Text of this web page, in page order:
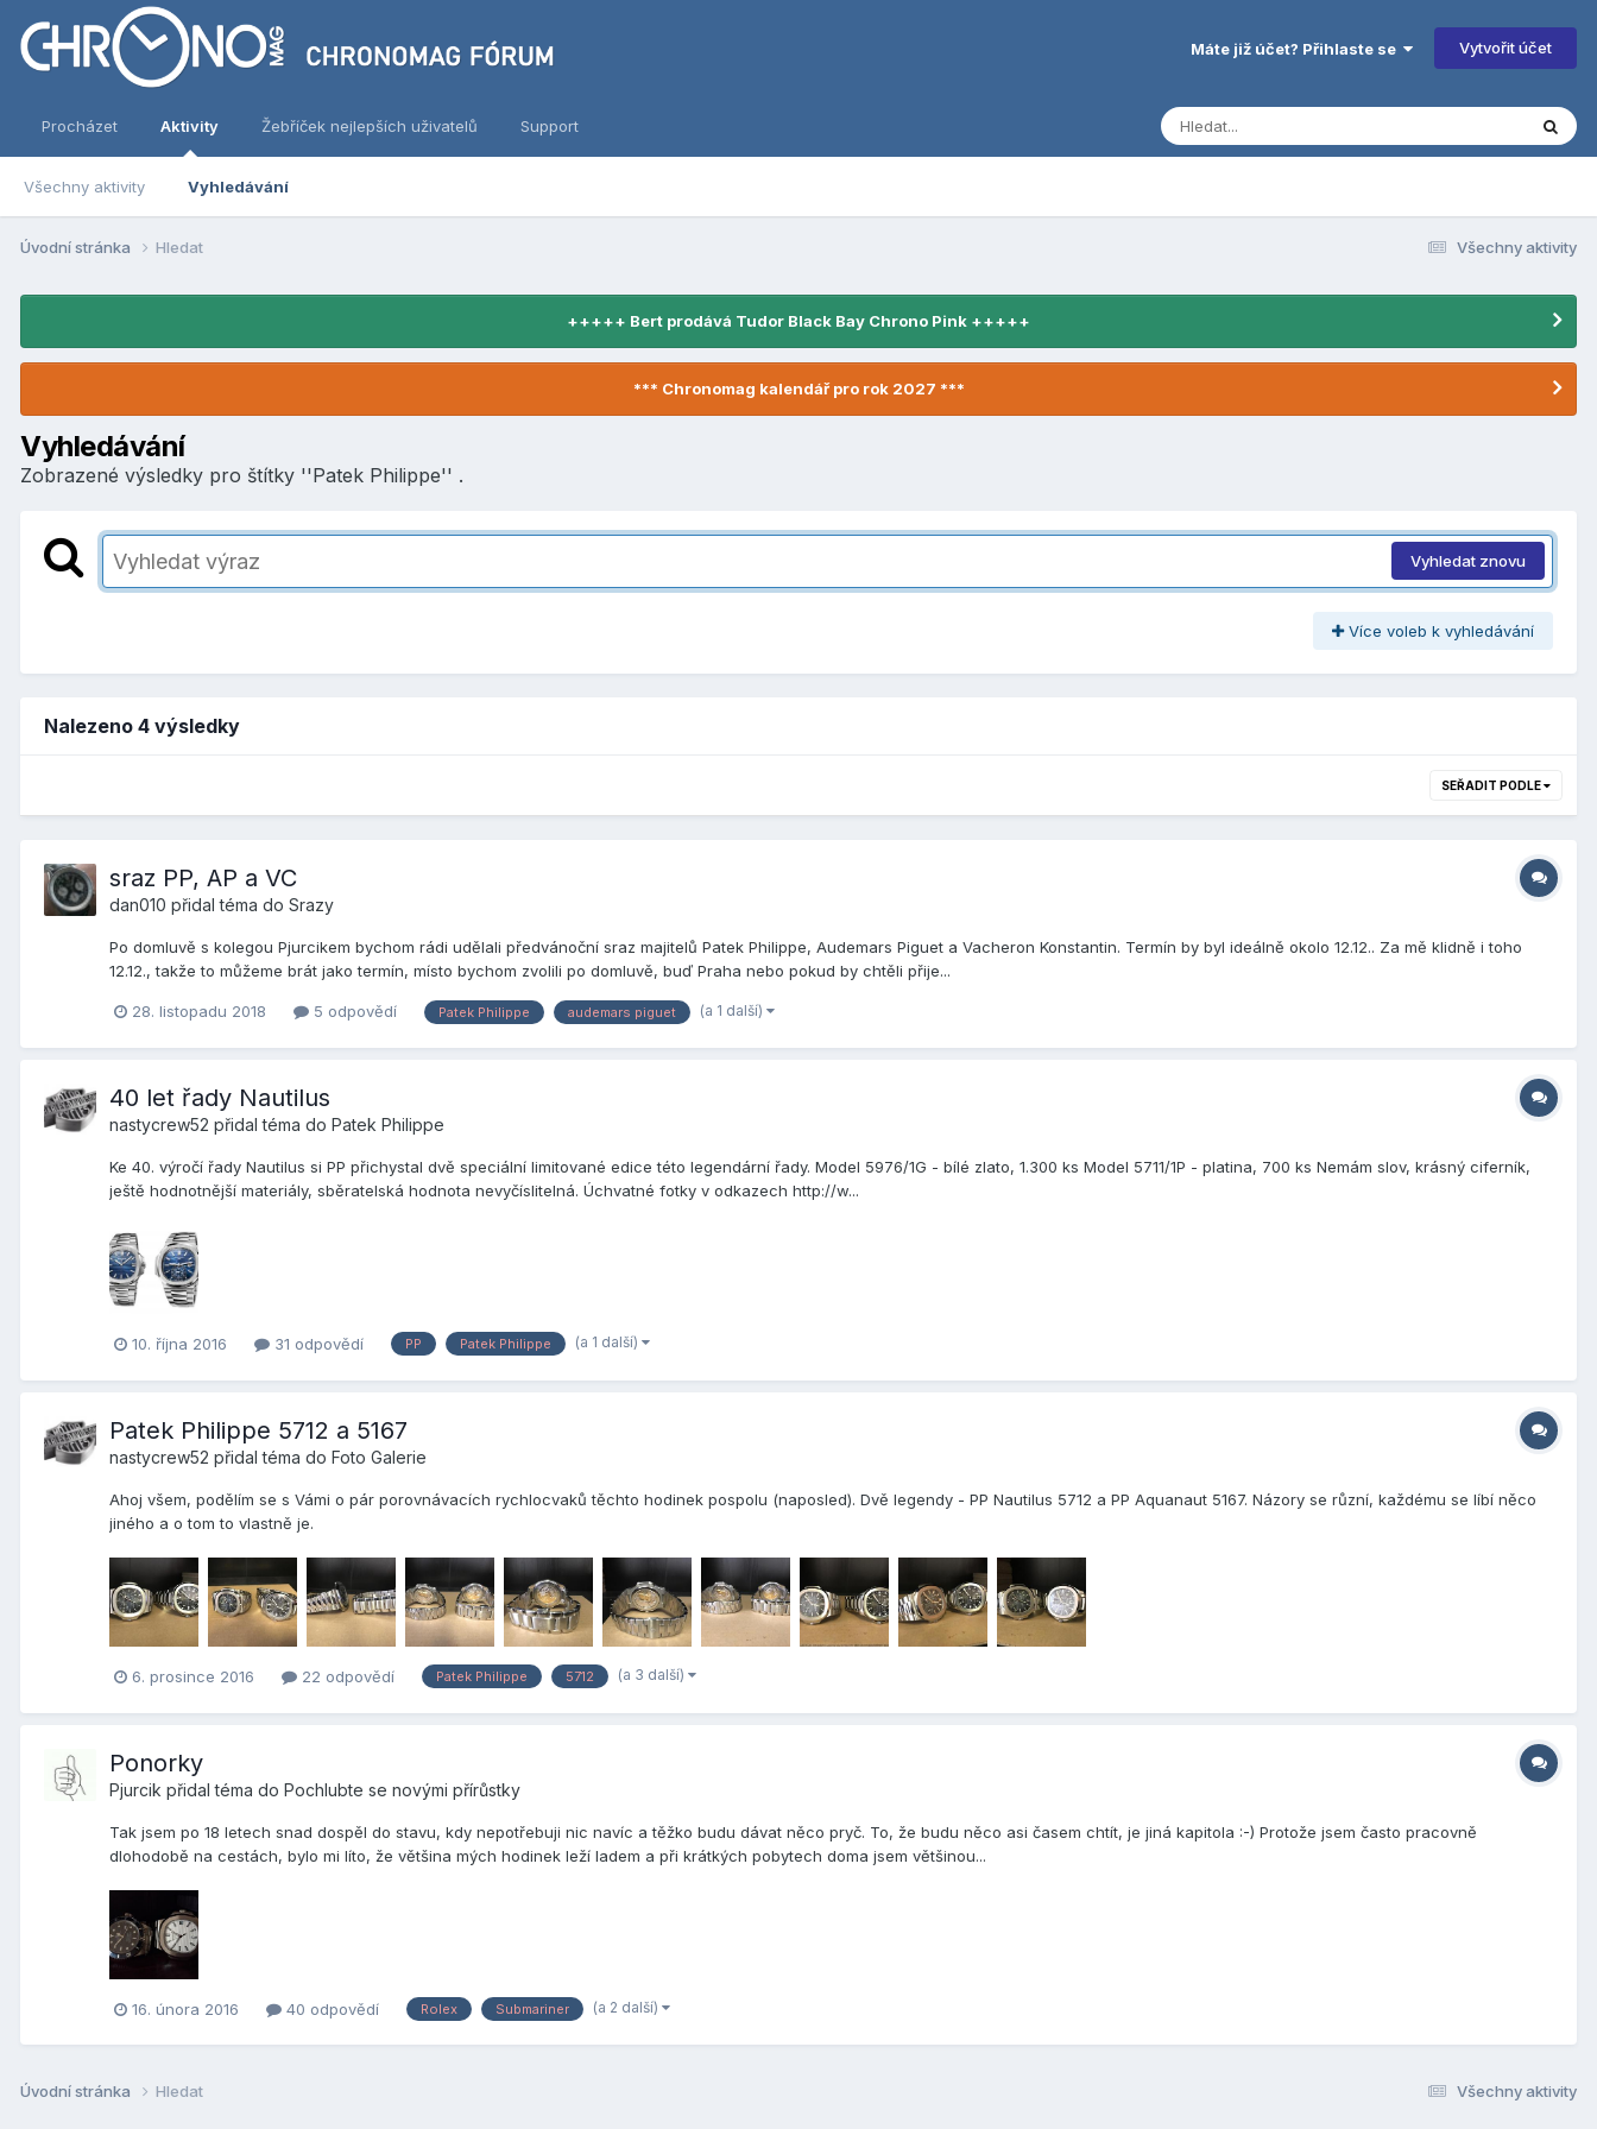
Máte již účet? Přihlaste se Vytvořit účet
Procházet Aktivity
Všechny aktivity Vyhledávání
Žebříček nejlepších uživatelů Support
Všechny aktivity
Úvodní stránka Hledat
+++++ Bert prodává Tudor Black Bay Chrono Pink +++++
*** Chronomag kalendář pro rok 2027 ***
Vyhledávání
Zobrazené výsledky pro štítky ''Patek Philippe'' .
Vyhledat znovu
Více voleb k vyhledávání
Nalezeno 4 výsledky
SEŘADIT PODLE
sraz PP, AP a VC
dan010 přidal téma do Srazy
Po domluvě s kolegou Pjurcikem bychom rádi udělali předvánoční sraz majitelů Patek Philippe, Audemars Piguet a Vacheron Konstantin. Termín by byl ideálně okolo 12.12.. Za mě klidně i toho
12.12., takže to můžeme brát jako termín, místo bychom zvolili po domluvě, buď Praha nebo pokud by chtěli přije...
28. listopadu 2018 5 odpovědí Patek Philippe audemars piguet (a 1 další)
40 let řady Nautilus
nastycrew52 přidal téma do Patek Philippe
Ke 40. výročí řady Nautilus si PP přichystal dvě speciální limitované edice této legendární řady. Model 5976/1G - bílé zlato, 1.300 ks Model 5711/1P - platina, 700 ks Nemám slov, krásný ciferník,
ještě hodnotnější materiály, sběratelská hodnota nevyčíslitelná. Úchvatné fotky v odkazech http://w...
10. října 2016 31 odpovědí PP Patek Philippe (a 1 další)
Patek Philippe 5712 a 5167
nastycrew52 přidal téma do Foto Galerie
Ahoj všem, podělím se s Vámi o pár porovnávacích rychlocvaků těchto hodinek pospolu (naposled). Dvě legendy - PP Nautilus 5712 a PP Aquanaut 5167. Názory se různí, každému se líbí něco
jiného a o tom to vlastně je.
6. prosince 2016 22 odpovědí Patek Philippe 5712 (a 3 další)
Ponorky
Pjurcik přidal téma do Pochlubte se novými přírůstky
Tak jsem po 18 letech snad dospěl do stavu, kdy nepotřebuji nic navíc a těžko budu dávat něco pryč. To, že budu něco asi časem chtít, je jiná kapitola :-) Protože jsem často pracovně
dlohodobě na cestách, bylo mi líto, že většina mých hodinek leží ladem a při krátkých pobytech doma jsem většinou...
16. února 2016 40 odpovědí Rolex Submariner (a 2 další)
Všechny aktivity
Úvodní stránka Hledat